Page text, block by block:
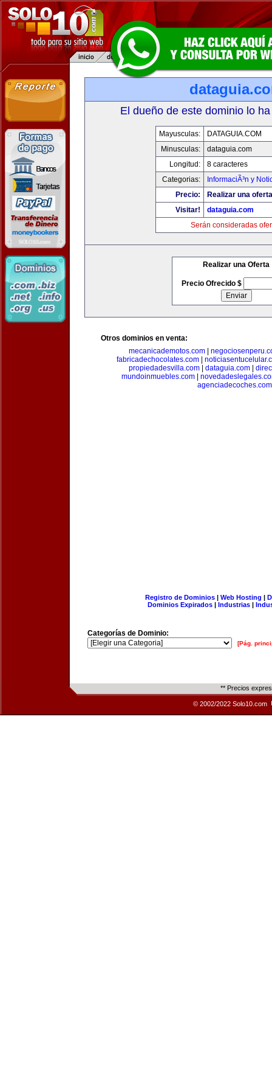
El dueño de este dominio lo
Mayusculas:
DATAGUIA.COM
Minusculas:
dataguia.com
Longitud:
8 caracteres
Categorias:
InformaciÃ³n y
Precio:
Realizar una
Visitar!
dataguia.com
Serán consideradas
Realizar una Oferta
Precio Ofrecido $
Otros dominios en venta:
mecanicademotos.com|
fabricadechocolates.com|
propiedadesvilla.com| dataguia.com|
mundoinmuebles.com
agenciadecoches.com
Registro de Dominios| Web Hosting |
Dominios Expirados | Industrias |
Categorías de Dominio:
[Pág.
** Precios
© 2002/2022 Solo10.com